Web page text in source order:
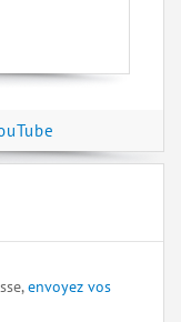
envoyez vos